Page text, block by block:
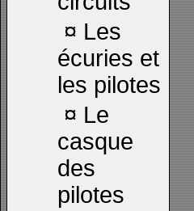
¤ Les
écuries et
les pilotes
¤ Le
casque
des
pilotes